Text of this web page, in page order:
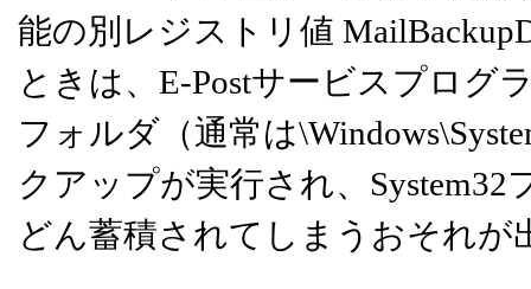
能の別レジストリ値
ときは、E-Postサービスプログ
フォルダ（通常は
クアップが実行され、
どん蓄積されてしまうおそれが